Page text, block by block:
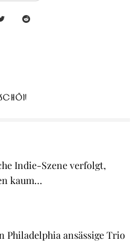
Indie-Szene verfolgt,
kaum…
Philadelphia ansässige Trio